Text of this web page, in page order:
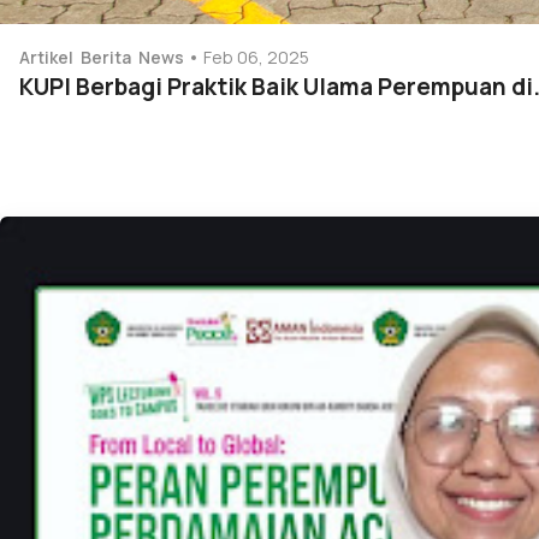
Artikel Berita News Feb 06, 2025
KUPI Berbagi Praktik Baik Ulama Perempuan